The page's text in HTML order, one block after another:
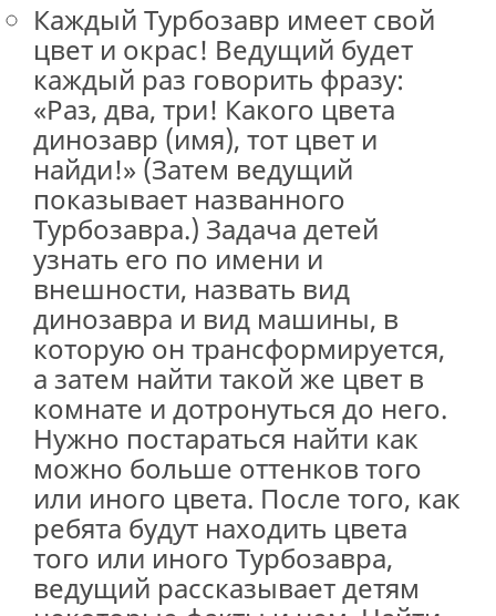
Каждый Турбозавр имеет свой
цвет и окрас! Ведущий будет
каждый раз говорить фразу:
«Раз, два, три! Какого цвета
динозавр (имя), тот цвет и
найди!» (Затем ведущий
показывает названного
Турбозавра.) Задача детей
узнать его по имени и
внешности, назвать вид
динозавра и вид машины, в
которую он трансформируется,
а затем найти такой же цвет в
комнате и дотронуться до него.
Нужно постараться найти как
можно больше оттенков того
или иного цвета. После того, как
ребята будут находить цвета
того или иного Турбозавра,
ведущий рассказывает детям